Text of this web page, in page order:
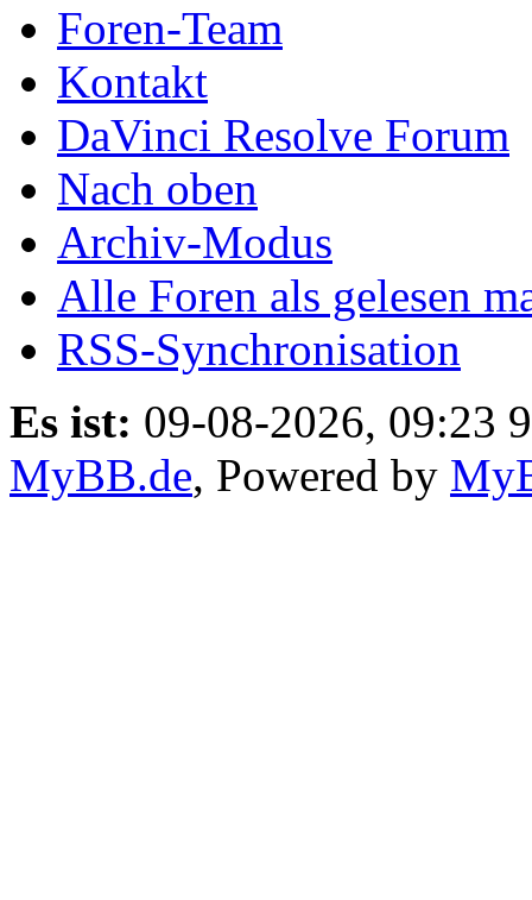
Foren-Team
Kontakt
DaVinci Resolve Forum
Nach oben
Archiv-Modus
Alle Foren als gelesen
RSS-Synchronisation
Es ist: 09-08-2026, 09:23 9
MyBB.de, Powered by